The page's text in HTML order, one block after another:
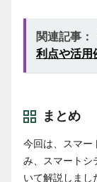
関連記事：
利点や活用
まとめ
今回は、スマー
み、スマートシ
いて解説しまし